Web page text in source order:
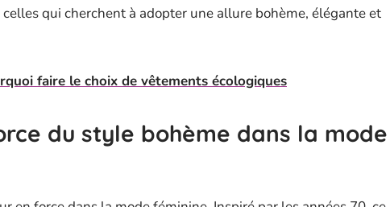
qui cherchent à adopter une allure bohème, élégante et
faire le choix de vêtements écologiques
du style bohème dans la mode